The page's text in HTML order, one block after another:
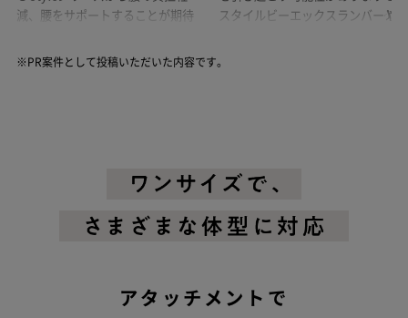
減、腰をサポートすることが期待
スタイルビーエックスランバー🏌
※PR案件として投稿いただいた内容です。
アタッチメントで